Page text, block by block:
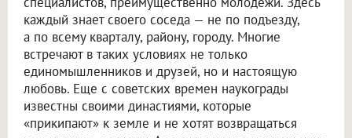
каждый знает своего соседа — не по подъезду,
а по всему кварталу, району, городу. Многие
встречают в таких условиях не только
единомышленников и друзей, но и настоящую
любовь. Еще с советских времен наукограды
известны своими династиями, которые
«прикипают» к земле и не хотят возвращаться